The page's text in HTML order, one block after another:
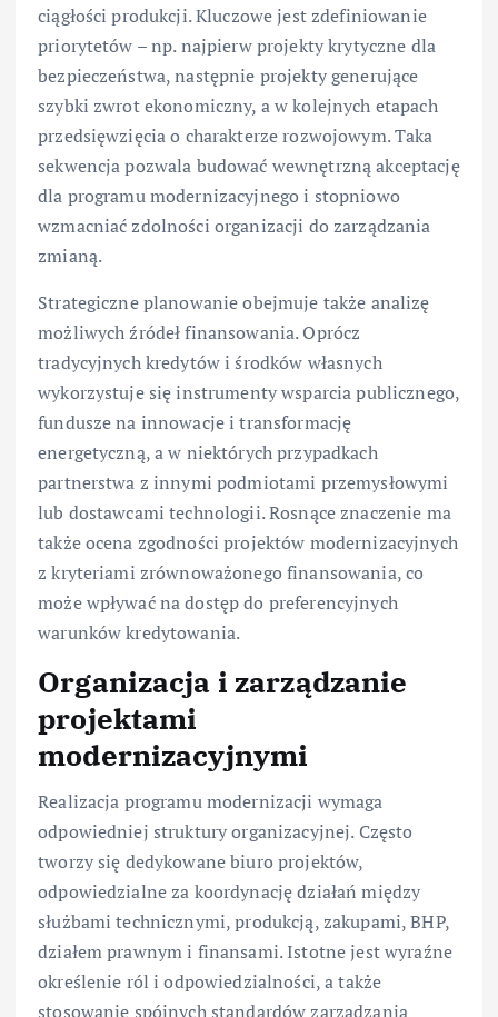
ciągłości produkcji. Kluczowe jest zdefiniowanie
priorytetów – np. najpierw projekty krytyczne dla
bezpieczeństwa, następnie projekty generujące
szybki zwrot ekonomiczny, a w kolejnych etapach
przedsięwzięcia o charakterze rozwojowym. Taka
sekwencja pozwala budować wewnętrzną akceptację
dla programu modernizacyjnego i stopniowo
wzmacniać zdolności organizacji do zarządzania
zmianą.
Strategiczne planowanie obejmuje także analizę
możliwych źródeł finansowania. Oprócz
tradycyjnych kredytów i środków własnych
wykorzystuje się instrumenty wsparcia publicznego,
fundusze na innowacje i transformację
energetyczną, a w niektórych przypadkach
partnerstwa z innymi podmiotami przemysłowymi
lub dostawcami technologii. Rosnące znaczenie ma
także ocena zgodności projektów modernizacyjnych
z kryteriami zrównoważonego finansowania, co
może wpływać na dostęp do preferencyjnych
warunków kredytowania.
Organizacja i zarządzanie
projektami
modernizacyjnymi
Realizacja programu modernizacji wymaga
odpowiedniej struktury organizacyjnej. Często
tworzy się dedykowane biuro projektów,
odpowiedzialne za koordynację działań między
służbami technicznymi, produkcją, zakupami, BHP,
działem prawnym i finansami. Istotne jest wyraźne
określenie ról i odpowiedzialności, a także
stosowanie spójnych standardów zarządzania